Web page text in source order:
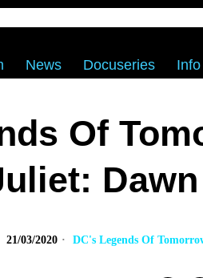
News Docuseries Info
Of
21/03/2020 DC's Legends Of